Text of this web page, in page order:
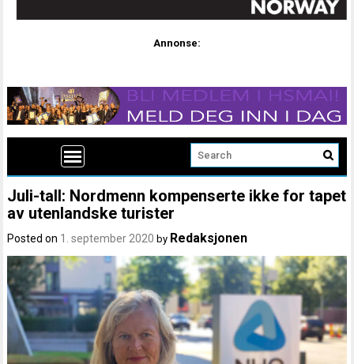
Annonse:
Juli-tall: Nordmenn kompenserte ikke for tapet
av utenlandske turister
Posted on 1. september 2020 by Redaksjonen